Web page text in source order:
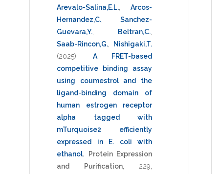
Arevalo-Salina,E.L., Arcos-
Hernandez,C., Sanchez-
Guevara,Y., Beltran,C.,
Saab-Rincon,G.,
Nishigaki,T.
(2025). A FRET-based
competitive binding assay
using coumestrol and the
ligand-binding domain of
human estrogen receptor
alpha tagged with
mTurquoise2 efficiently
expressed in E. coli with
ethanol.
Protein Expression
and Purification, 229,